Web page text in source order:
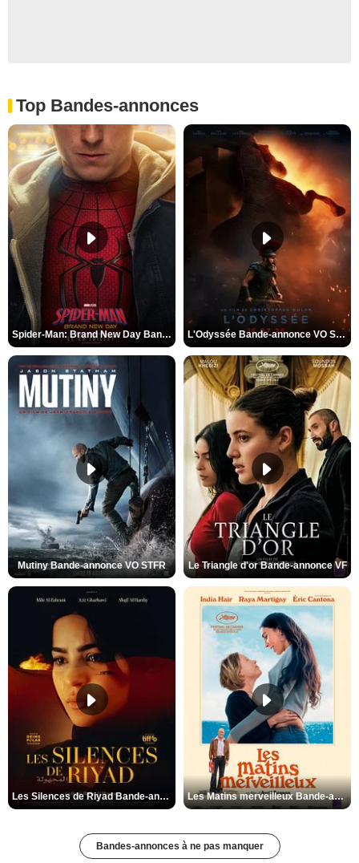
Top Bandes-annonces
Spider-Man: Brand New Day Bande-annonce VO STFR L'Odyssée Bande-annonce VO STFR
Mutiny Bande-annonce VO STFR Le Triangle d'or Bande-annonce VF
Les Silences de Riyad Bande-annonce VO STFR Les Matins merveilleux Bande-annonce VF
Bandes-annonces à ne pas manquer